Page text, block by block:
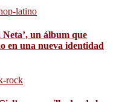
un álbum que
en una nueva identidad